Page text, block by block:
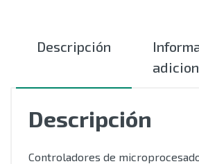
Descripción
Descripción
Controladores de